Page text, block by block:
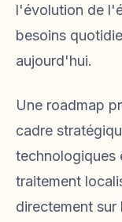
l'évolution de
besoins
aujourd'hui.
Une roadmap
cadre
technologiques
traitement
directement